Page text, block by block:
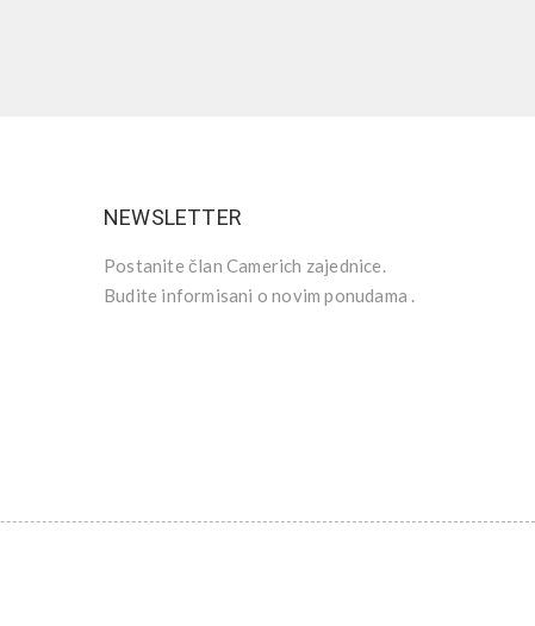
NEWSLETTER
Postanite član Camerich zajednice.
Budite informisani o novim ponudama .